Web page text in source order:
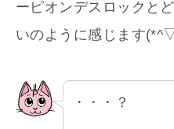
ーピオンデスロックと
いのように感じます
・・・？